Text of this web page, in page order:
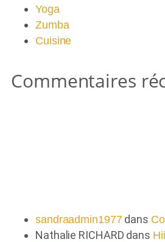
Yoga
Zumba
Cuisine
Commentaires
sandraadmin1977dans
Nathalie RICHARD dans